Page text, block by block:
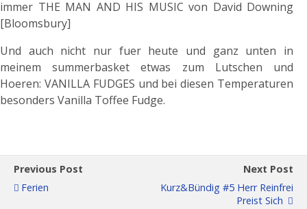
immer THE MAN AND HIS MUSIC von David Downing
[Bloomsbury]
Und auch nicht nur fuer heute und ganz unten in
meinem summerbasket etwas zum Lutschen und
Hoeren: VANILLA FUDGES und bei diesen Temperaturen
besonders Vanilla Toffee Fudge.
Previous Post
Ferien
Next Post
Kurz&bündig #5 Herr Reinfrei
Preist Sich